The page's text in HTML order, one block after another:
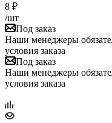
8 ₽
/шт
Под заказ
Наши менеджеры
условия заказа
Под заказ
Наши менеджеры
условия заказа